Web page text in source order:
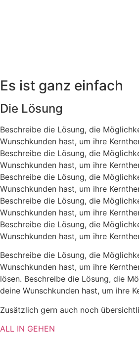
Es ist ganz einfach
Die Lösung
Beschreibe die Lösung, die
Wunschkunden hast, um ihre
Beschreibe die Lösung, die
Wunschkunden hast, um ihre
Beschreibe die Lösung, die
Wunschkunden hast, um ihre
Beschreibe die Lösung, die
Wunschkunden hast, um ihre
Beschreibe die Lösung, die
Wunschkunden hast, um ihre
Beschreibe die Lösung, die
Wunschkunden hast, um ihre
lösen. Beschreibe die Lösung, die
deine Wunschkunden hast, um ihre
Zusätzlich gern auch noch
ALL IN GEHEN